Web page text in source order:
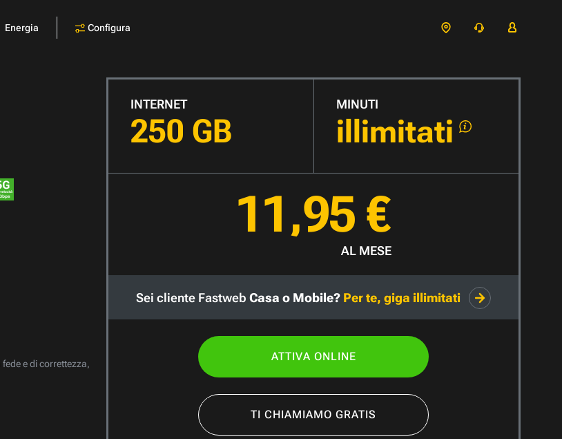
Energia Configura
INTERNET
250 GB
MINUTI
illimitati
11,95 €
AL MESE
Sei cliente Fastweb Casa o Mobile? Per te, giga illimitati
ATTIVA ONLINE
TI CHIAMIAMO GRATIS
e di correttezza,